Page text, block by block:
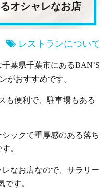
オシャレなお店
レストランについて
葉県千葉市にあるBAN’S
がおすすめです。
も便利で、駐車場もある
ックで重厚感のある落ち
。
なお店なので、サラリー
す。